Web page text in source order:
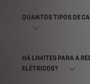
QUANTOS TIPOS DE
HÁ LIMITES PARA A
ELÉTRICOS?